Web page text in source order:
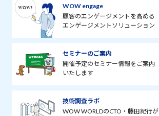
WOW engage
顧客のエンゲージメントを高める
エンゲージメントソリューション
セミナーのご案内
開催予定のセミナー情報をご案内
いたします
技術調査ラボ
WOW WORLDのCTO・藤田紀行が